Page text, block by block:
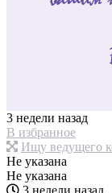
3 недели назад
В избранное
Ищу ведущего
Не указана
Не указана
3 недели назад